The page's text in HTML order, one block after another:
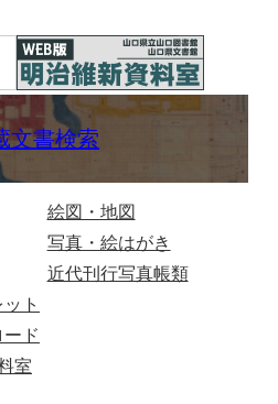
市）
東町）
口市吉敷）
井市金屋）
井市和田）
口市下小鯖）
文書検索
絵図・地図
写真・絵はがき
近代刊行写真帳類
ト
ド
室